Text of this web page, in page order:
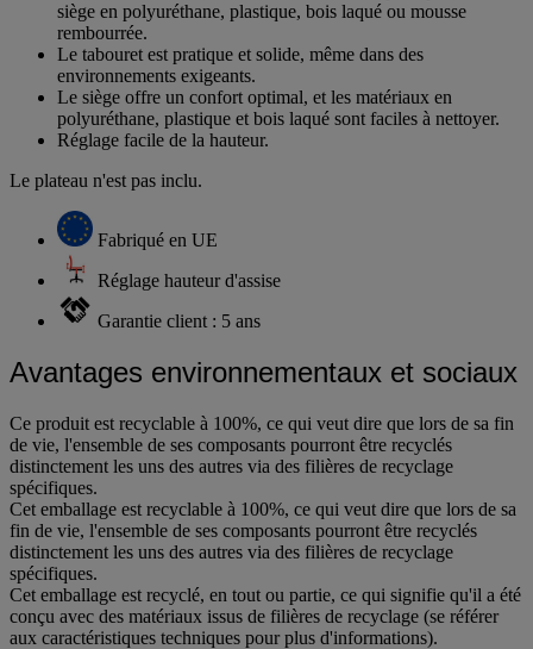
siège en polyuréthane, plastique, bois laqué ou mousse
rembourrée.
Le tabouret est pratique et solide, même dans des
environnements exigeants.
Le siège offre un confort optimal, et les matériaux en
polyuréthane, plastique et bois laqué sont faciles à nettoyer.
Réglage facile de la hauteur.
Le plateau n'est pas inclu.
Fabriqué en UE
Réglage hauteur d'assise
Garantie client : 5 ans
Avantages environnementaux et sociaux
Ce produit est recyclable à 100%, ce qui veut dire que lors de sa fin
de vie, l'ensemble de ses composants pourront être recyclés
distinctement les uns des autres via des filières de recyclage
spécifiques.
Cet emballage est recyclable à 100%, ce qui veut dire que lors de sa
fin de vie, l'ensemble de ses composants pourront être recyclés
distinctement les uns des autres via des filières de recyclage
spécifiques.
Cet emballage est recyclé, en tout ou partie, ce qui signifie qu'il a été
conçu avec des matériaux issus de filières de recyclage (se référer
aux caractéristiques techniques pour plus d'informations).